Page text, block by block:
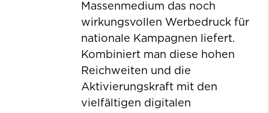
Massenmedium das noch
wirkungsvollen Werbedruck für
nationale Kampagnen liefert.
Kombiniert man diese hohen
Reichweiten und die
Aktivierungskraft mit den
vielfältigen digitalen